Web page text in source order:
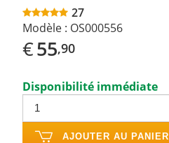
27
Modèle : OS000556
€55,90
Disponibilité immédiate
AJOUTER AU PANIER